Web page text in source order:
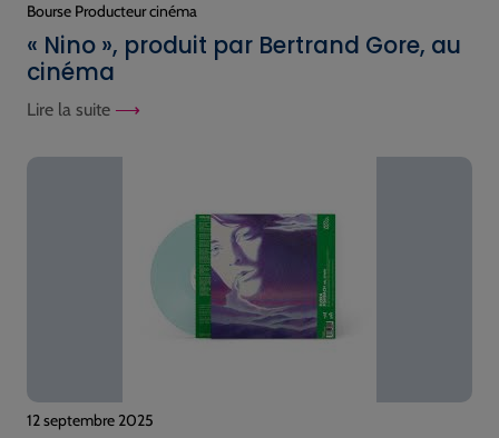
Bourse Producteur cinéma
« Nino », produit par Bertrand Gore, au
cinéma
Lire la suite
12 septembre 2025